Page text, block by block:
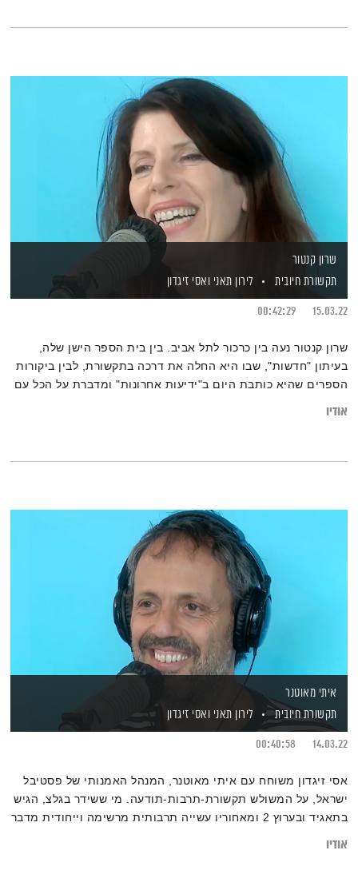
שרון קנטור
תקשורת חיובית
לירון תאני ואסי זיגדון
15.03.22
00:42:29
שרון קנטור נעה בין כרכור לתל אביב. בין בית הספר הישן שלה,
בעיתון "חדשות", שבו היא החלה את דרכה בתקשורת, לבין ביקורות
הספרים שהיא כותבת היום ב"ידיעות אחרונות" ומדברת על הכל עם
אודיו
איתי מאוטנר
תקשורת חיובית
לירון תאני ואסי זיגדון
14.03.22
00:40:58
אסי זיגדון משוחח עם איתי מאוטנר, המנהל האמנותי של פסטיבל
ישראל, על המשולש תקשורת-תרבות-תודעה. מי ששידר בגלצ, הגיש
בתאגיד ובערוץ 2 ומאחוריו עשייה תרבותית מרשימה וייחודית מדבר
אודיו